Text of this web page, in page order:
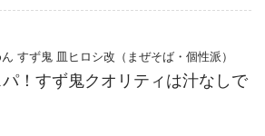
すず鬼 皿ヒロシ改（まぜそば・個性派）
！すず鬼クオリティは汁なしで